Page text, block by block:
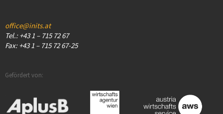
office@inits.at
Tel.: +43 1 – 715 72 67
Fax: +43 1 – 715 72 67-25
Gefördert von: